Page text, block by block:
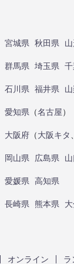
宮城県 秋田県
群馬県 埼玉県
石川県 福井県
愛知県 （名古屋）
大阪府 （大阪キタ
岡山県 広島県
愛媛県 高知県
長崎県 熊本県
オンライン ラ